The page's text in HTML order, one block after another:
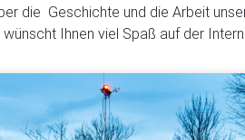
die Geschichte und die Arbeit
Ihnen viel Spaß auf der